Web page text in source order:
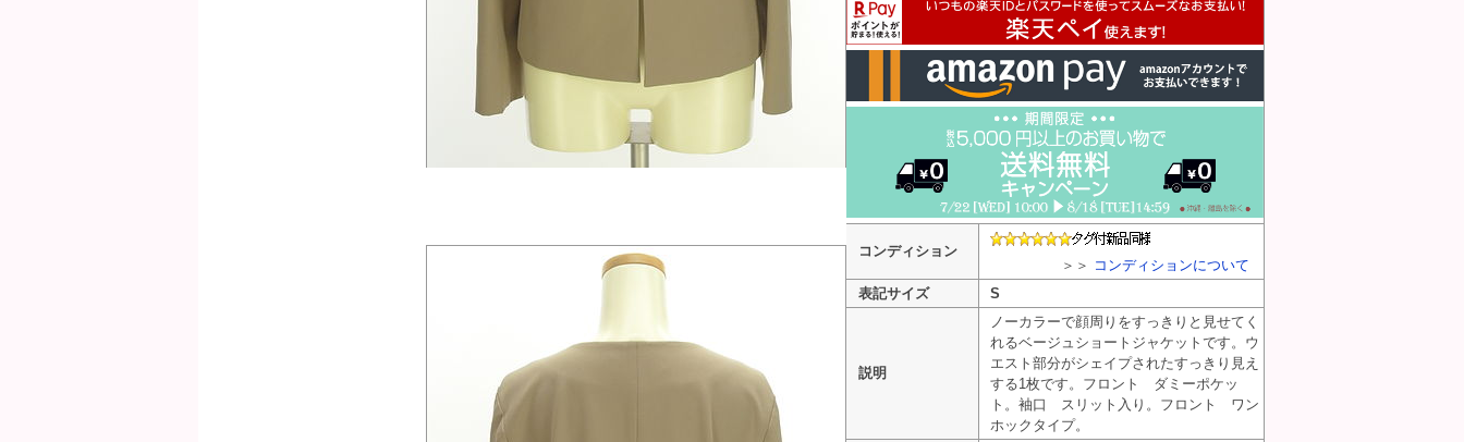
コンディション
＞＞ コンディションについて
表記サイズ
S
説明
ノーカラーで顔周りをすっきりと見せてく
れるベージュショートジャケットです。ウ
エスト部分がシェイプされたすっきり見え
する1枚です。フロント ダミーポケッ
ト。袖口 スリット入り。フロント ワン
ホックタイプ。